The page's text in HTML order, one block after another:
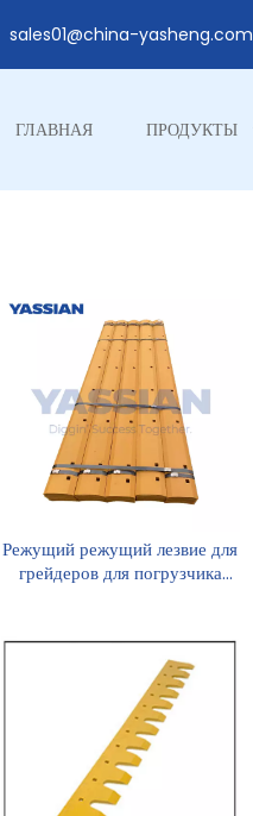
sales01@china-yasheng.com
ГЛАВНАЯ ПРОДУКТЫ
Режущий режущий лезвие для
грейдеров для погрузчика